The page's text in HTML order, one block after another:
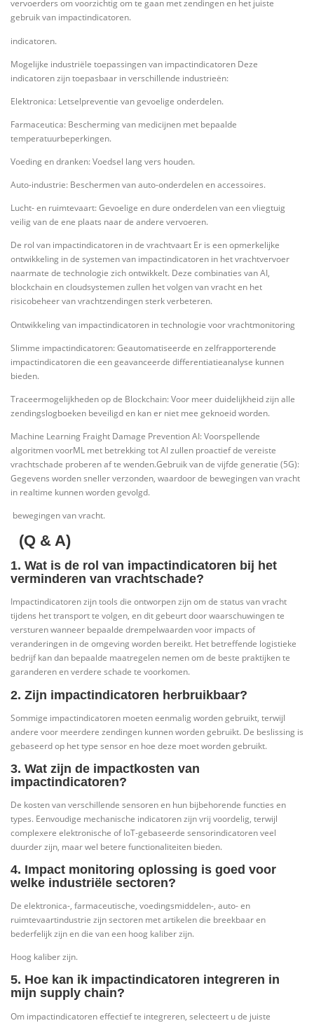
vervoerders om voorzichtig om te gaan met zendingen en het juiste
gebruik van impactindicatoren.
indicatoren.
Mogelijke industriële toepassingen van impactindicatoren Deze
indicatoren zijn toepasbaar in verschillende industrieën:
Elektronica: Letselpreventie van gevoelige onderdelen.
Farmaceutica: Bescherming van medicijnen met bepaalde
temperatuurbeperkingen.
Voeding en dranken: Voedsel lang vers houden.
Auto-industrie: Beschermen van auto-onderdelen en accessoires.
Lucht- en ruimtevaart: Gevoelige en dure onderdelen van een vliegtuig
veilig van de ene plaats naar de andere vervoeren.
De rol van impactindicatoren in de vrachtvaart Er is een opmerkelijke
ontwikkeling in de systemen van impactindicatoren in het vrachtvervoer
naarmate de technologie zich ontwikkelt. Deze combinaties van AI,
blockchain en cloudsystemen zullen het volgen van vracht en het
risicobeheer van vrachtzendingen sterk verbeteren.
Ontwikkeling van impactindicatoren in technologie voor vrachtmonitoring
Slimme impactindicatoren: Geautomatiseerde en zelfrapporterende
impactindicatoren die een geavanceerde differentiatieanalyse kunnen
bieden.
Traceermogelijkheden op de Blockchain: Voor meer duidelijkheid zijn alle
zendingslogboeken beveiligd en kan er niet mee geknoeid worden.
Machine Learning Fraight Damage Prevention AI: Voorspellende
algoritmen voorML met betrekking tot AI zullen proactief de vereiste
vrachtschade proberen af te wenden.Gebruik van de vijfde generatie (5G):
Gegevens worden sneller verzonden, waardoor de bewegingen van vracht
in realtime kunnen worden gevolgd.
bewegingen van vracht.
(Q & A)
1. Wat is de rol van impactindicatoren bij het
verminderen van vrachtschade?
Impactindicatoren zijn tools die ontworpen zijn om de status van vracht
tijdens het transport te volgen, en dit gebeurt door waarschuwingen te
versturen wanneer bepaalde drempelwaarden voor impacts of
veranderingen in de omgeving worden bereikt. Het betreffende logistieke
bedrijf kan dan bepaalde maatregelen nemen om de beste praktijken te
garanderen en verdere schade te voorkomen.
2. Zijn impactindicatoren herbruikbaar?
Sommige impactindicatoren moeten eenmalig worden gebruikt, terwijl
andere voor meerdere zendingen kunnen worden gebruikt. De beslissing is
gebaseerd op het type sensor en hoe deze moet worden gebruikt.
3. Wat zijn de impactkosten van
impactindicatoren?
De kosten van verschillende sensoren en hun bijbehorende functies en
types. Eenvoudige mechanische indicatoren zijn vrij voordelig, terwijl
complexere elektronische of IoT-gebaseerde sensorindicatoren veel
duurder zijn, maar wel betere functionaliteiten bieden.
4. Impact monitoring oplossing is goed voor
welke industriële sectoren?
De elektronica-, farmaceutische, voedingsmiddelen-, auto- en
ruimtevaartindustrie zijn sectoren met artikelen die breekbaar en
bederfelijk zijn en die van een hoog kaliber zijn.
Hoog kaliber zijn.
5. Hoe kan ik impactindicatoren integreren in
mijn supply chain?
Om impactindicatoren effectief te integreren, selecteert u de juiste